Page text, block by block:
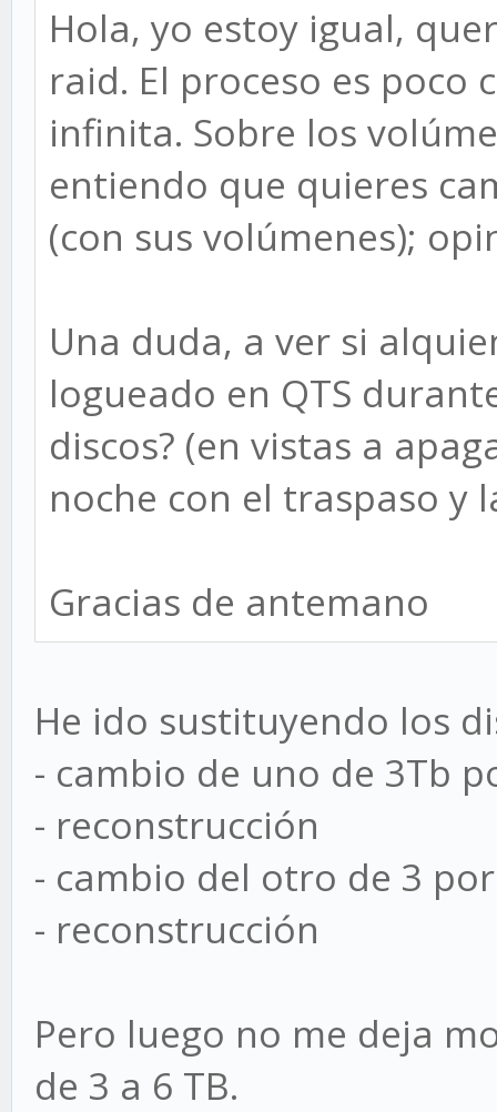
Hola, yo estoy igual,
raid. El proceso es poco
infinita. Sobre los
entiendo que quieres
(con sus volúmenes);
Una duda, a ver si
logueado en QTS
discos? (en vistas a
noche con el traspaso y
Gracias de antemano
He ido sustituyendo los
- cambio de uno de 3Tb
- reconstrucción
- cambio del otro de 3
- reconstrucción
Pero luego no me deja
de 3 a 6 TB.